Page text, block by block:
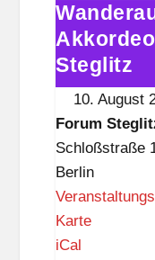
t
e
g
l
i
t
z
„600
Akkordeons"
im
Forum
Steglitz
Steglitz
10. August
Forum
Schloßstraße
Berlin
KarteF
iCal